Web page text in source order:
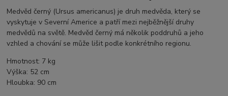
Medvěd černý (Ursus americanus) je druh medvěda, který se
vyskytuje v Severní Americe a patří mezi nejběžnější druhy
medvědů na světě. Medvěd černý má několik poddruhů a jeho
vzhled a chování se může lišit podle konkrétního regionu.
Hmotnost: 7 kg
Výška: 52 cm
Hloubka: 90 cm